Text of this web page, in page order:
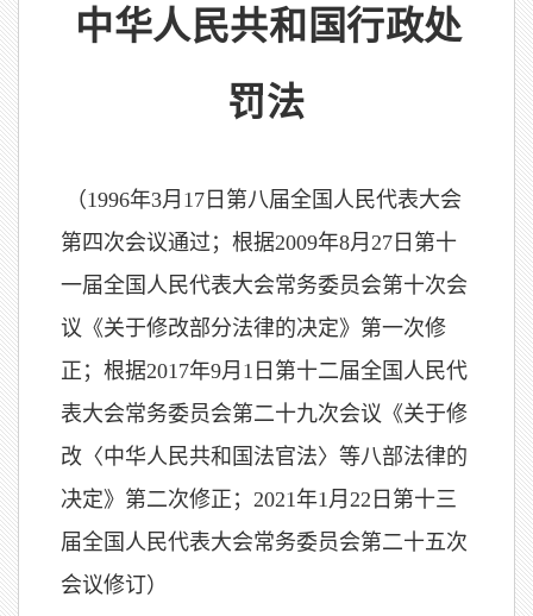
中华人民共和国行政处
罚法
（1996年3月 17 日第八届全国人民代表大会
第四次会议通过；根据2009年8月 27 日第十
一届全国人民代表大会常务委员会第十次会
议《关于修改部分法律的决定》第一次修
正；根据2017年9月 1 日第十二届全国人民代
表大会常务委员会第二十九次会议《关于修
改〈中华人民共和国法官法〉等八部法律的
决定》第二次修正； 2021年1月 22 日第十三
届全国人民代表大会常务委员会第二十五次
会议修订）